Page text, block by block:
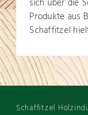
sich über die
Produkte aus
Schaffitzel
Schaffitzel